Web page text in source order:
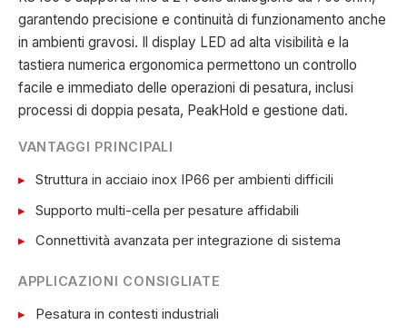
garantendo precisione e continuità di funzionamento anche
in ambienti gravosi. Il display LED ad alta visibilità e la
tastiera numerica ergonomica permettono un controllo
facile e immediato delle operazioni di pesatura, inclusi
processi di doppia pesata, PeakHold e gestione dati.
VANTAGGI PRINCIPALI
Struttura in acciaio inox IP66 per ambienti difficili
Supporto multi-cella per pesature affidabili
Connettività avanzata per integrazione di sistema
APPLICAZIONI CONSIGLIATE
Pesatura in contesti industriali